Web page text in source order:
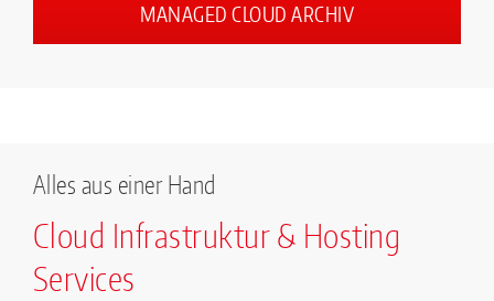
MANAGED CLOUD ARCHIV
Alles aus einer Hand
Cloud Infrastruktur & Hosting
Services